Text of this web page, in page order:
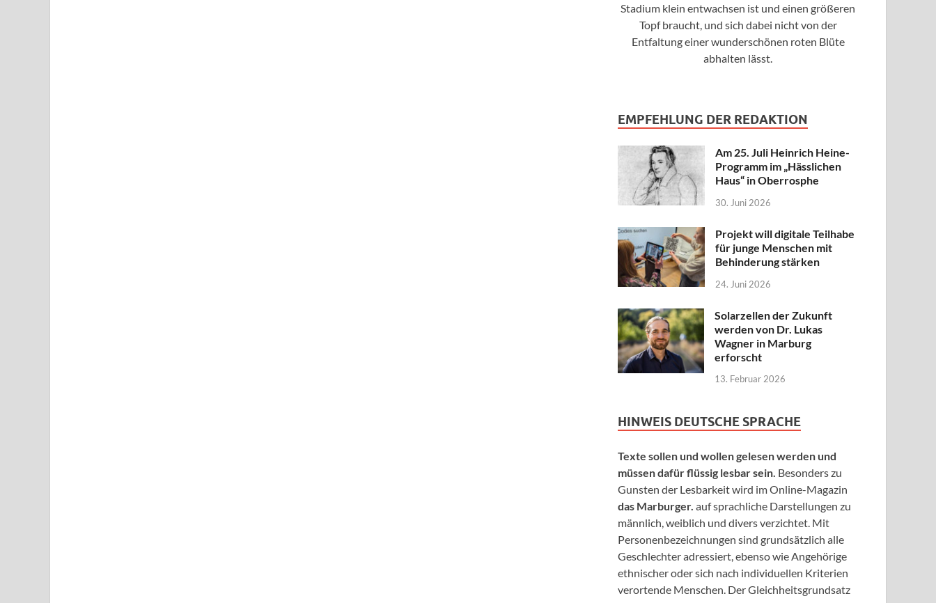
Stadium klein entwachsen ist und einen größeren
Topf braucht, und sich dabei nicht von der
Entfaltung einer wunderschönen roten Blüte
abhalten lässt.
EMPFEHLUNG DER REDAKTION
Am 25. Juli Heinrich Heine-
Programm im „Hässlichen
Haus“ in Oberrosphe
30. Juni 2026
Projekt will digitale Teilhabe
für junge Menschen mit
Behinderung stärken
24. Juni 2026
Solarzellen der Zukunft
werden von Dr. Lukas
Wagner in Marburg
erforscht
13. Februar 2026
HINWEIS DEUTSCHE SPRACHE
Texte sollen und wollen gelesen werden und
müssen dafür flüssig lesbar sein. Besonders zu
Gunsten der Lesbarkeit wird im Online-Magazin
das Marburger. auf sprachliche Darstellungen zu
männlich, weiblich und divers verzichtet. Mit
Personenbezeichnungen sind grundsätzlich alle
Geschlechter adressiert, ebenso wie Angehörige
ethnischer oder sich nach individuellen Kriterien
verortende Menschen. Der Gleichheitsgrundsatz